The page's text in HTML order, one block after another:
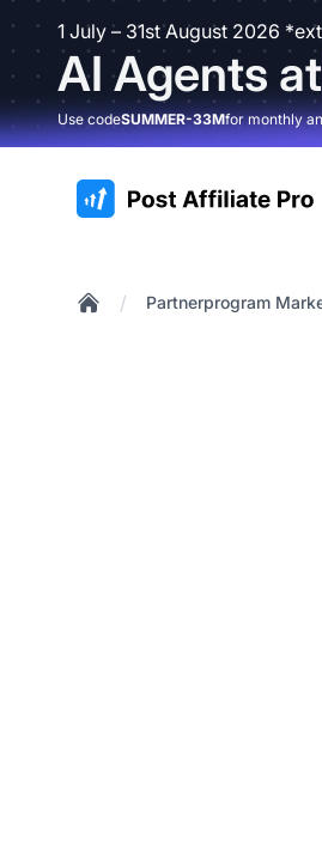
1 July – 31st August 2026
AI Agents at
Use codeSUMMER-33Mfor monthly
:site.title
/ Partnerprogram